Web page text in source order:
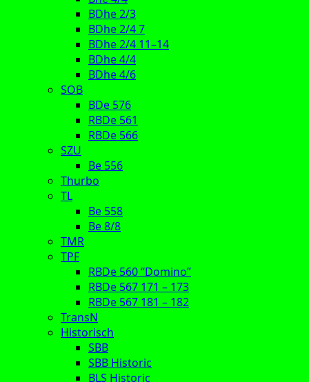
BDhe 2/3
BDhe 2/4 7
BDhe 2/4 11–14
BDhe 4/4
BDhe 4/6
SOB
BDe 576
RBDe 561
RBDe 566
SZU
Be 556
Thurbo
TL
Be 558
Be 8/8
TMR
TPF
RBDe 560 “Domino”
RBDe 567 171 – 173
RBDe 567 181 – 182
TransN
Historisch
SBB
SBB Historic
BLS Historic